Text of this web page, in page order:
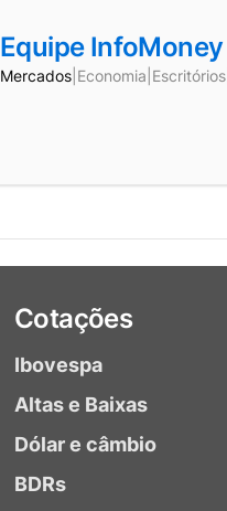
Equipe InfoMoney
Mercados Economia Escritórios
Cotações
Ibovespa
Altas e Baixas
Dólar e câmbio
BDRs